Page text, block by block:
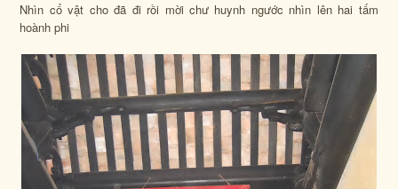
Nhìn cổ vật cho đã đi rồi mời chư huynh ngước nhìn lên hai tấm
hoành phi